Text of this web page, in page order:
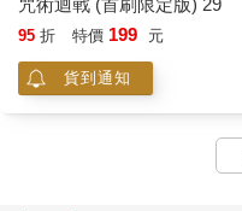
咒術迴戰 (首刷限定版) 29
95 折 特價 199 元
貨到通知